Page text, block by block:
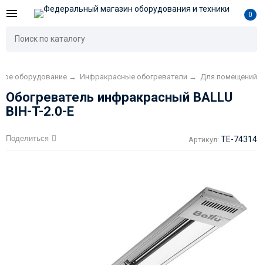
0
оборудование → Инфракрасные обогреватели → Для помещений
Обогреватель инфракрасный BALLU
BIH-T-2.0-E
Поделиться Артикул: TE-74314